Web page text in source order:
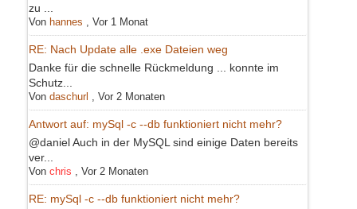
zu ...
Von hannes Vor 1 Monat
RE: Nach Update alle .exe Dateien weg
Danke für die schnelle Rückmeldung ... konnte im
Schutz...
Von daschurl Vor 2 Monaten
Antwort auf: mySql -c --db funktioniert nicht mehr?
@daniel Auch in der MySQL sind einige Daten bereits
ver...
Von chris Vor 2 Monaten
RE: mySql -c --db funktioniert nicht mehr?